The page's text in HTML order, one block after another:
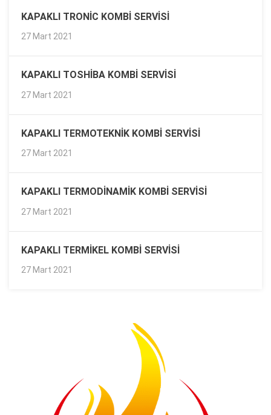
KAPAKLI TRONIC KOMBI SERVISI
27 Mart 2021
KAPAKLI TOSHIBA KOMBI SERVISI
27 Mart 2021
KAPAKLI TERMOTEKNIK KOMBI SERVISI
27 Mart 2021
KAPAKLI TERMODINAMIK KOMBI SERVISI
27 Mart 2021
KAPAKLI TERMIKEL KOMBI SERVISI
27 Mart 2021